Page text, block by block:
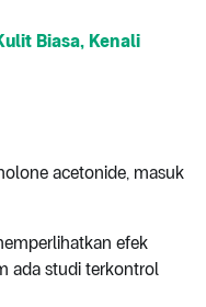
Biasa, Kenali
acetonide, masuk
efek
ada studi terkontrol